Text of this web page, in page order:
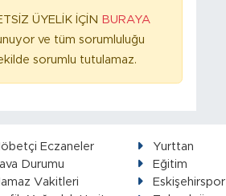
ÜYELİK İÇİN BURAYA
ve tüm sorumluluğu
sorumlu tutulamaz.
Eczaneler
Durumu
Vakitleri
Yurttan
Eğitim
Eskişehirspor